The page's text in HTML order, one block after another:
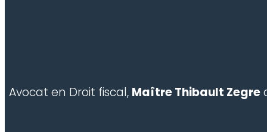
Avocat en Droit fiscal, Maître Thibault Zegre